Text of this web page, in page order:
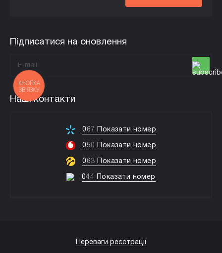
Підписатися на оновлення
Наші контакти
06 7 Показати номер
050 Показати номер
063 Показати номер
044 Показати номер
Переваги реєстрації
КНОПКА
ЗВ'ЯЗКУ